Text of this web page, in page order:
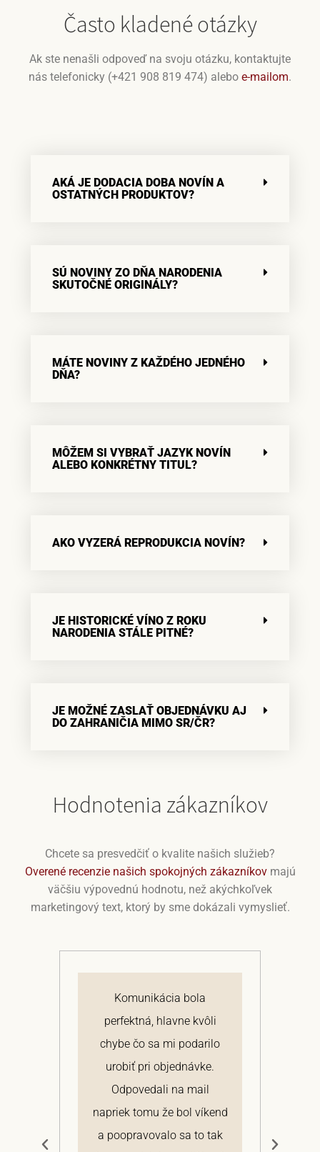
Často kladené otázky
Ak ste nenašli odpoveď na svoju otázku, kontaktujte
nás telefonicky (+421 908 819 474) alebo e-mailom.
AKÁ JE DODACIA DOBA NOVÍN A
OSTATNÝCH PRODUKTOV?
SÚ NOVINY ZO DŇA NARODENIA
SKUTOČNÉ ORIGINÁLY?
MÁTE NOVINY Z KAŽDÉHO JEDNÉHO
DŇA?
MÔŽEM SI VYBRAŤ JAZYK NOVÍN
ALEBO KONKRÉTNY TITUL?
AKO VYZERÁ REPRODUKCIA NOVÍN?
JE HISTORICKÉ VÍNO Z ROKU
NARODENIA STÁLE PITNÉ?
JE MOŽNÉ ZASLAŤ OBJEDNÁVKU AJ
DO ZAHRANIČIA MIMO SR/ČR?
Hodnotenia zákazníkov
Chcete sa presvedčiť o kvalite našich služieb?
Overené recenzie našich spokojných zákazníkovmajú
väčšiu výpovednú hodnotu, než akýchkoľvek
marketingový text, ktorý by sme dokázali vymyslieť.
Komunikácia bola
perfektná, hlavne kvôli
chybe čo sa mi podarilo
urobiť pri objednávke.
Odpovedali na mail
napriek tomu že bol víkend
a poopravovalo sa to tak